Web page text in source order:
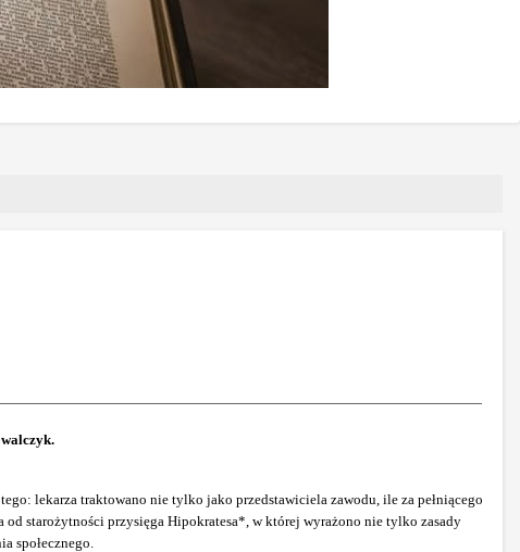
lekarza traktowano nie tylko jako przedstawiciela zawodu, ile za pełniącego
od starożytności przysięga Hipokratesa*, w której wyrażono nie tylko zasady
społecznego.